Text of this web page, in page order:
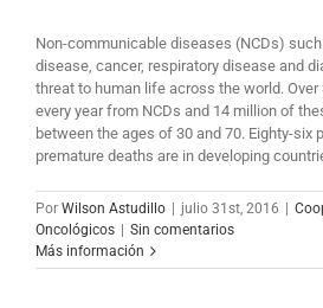
Non-communicable diseases (NCDs)
disease, cancer, respiratory disease and
threat to human life across the world.
every year from NCDs and 14 million of
between the ages of 30 and 70. Eighty-six
premature deaths are in developing
Por Wilson Astudillo | julio 31st, 2016 |
Oncológicos | Sin comentarios
Más información